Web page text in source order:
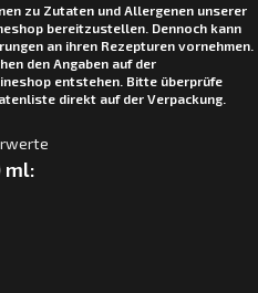
zu Zutaten und Allergenen unserer
bereitzustellen. Dennoch kann
an ihren Rezepturen vornehmen.
den Angaben auf der
entstehen. Bitte überprüfe
direkt auf der Verpackung.
ml: